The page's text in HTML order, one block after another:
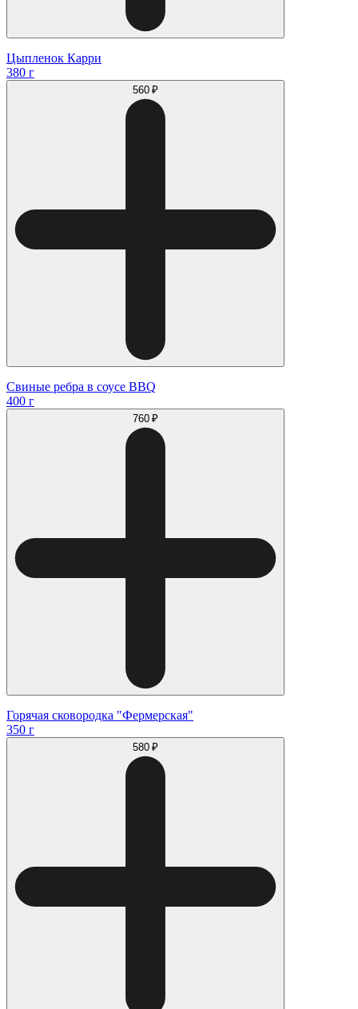
Цыпленок Карри
380 г
560 ₽
Свиные ребра в соусе BBQ
400 г
760 ₽
Горячая сковородка "Фермерская"
350 г
580 ₽